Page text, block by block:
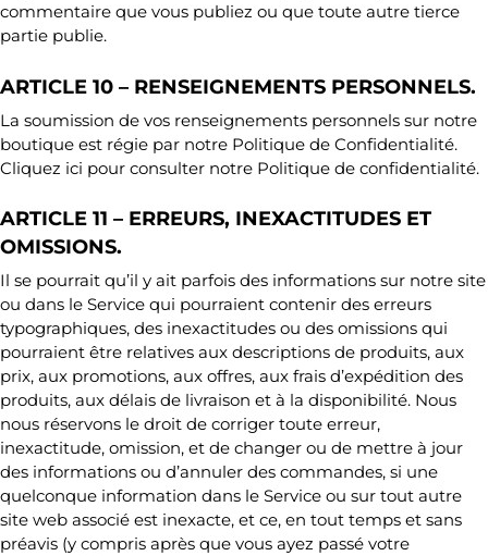
commentaire que vous publiez ou que toute autre tierce
partie publie.
ARTICLE 10 – RENSEIGNEMENTS PERSONNELS.
La soumission de vos renseignements personnels sur notre
boutique est régie par notre Politique de Confidentialité.
Cliquez ici pour consulter notre Politique de confidentialité.
ARTICLE 11 – ERREURS, INEXACTITUDES ET
OMISSIONS.
Il se pourrait qu’il y ait parfois des informations sur notre site
ou dans le Service qui pourraient contenir des erreurs
typographiques, des inexactitudes ou des omissions qui
pourraient être relatives aux descriptions de produits, aux
prix, aux promotions, aux offres, aux frais d’expédition des
produits, aux délais de livraison et à la disponibilité. Nous
nous réservons le droit de corriger toute erreur,
inexactitude, omission, et de changer ou de mettre à jour
des informations ou d’annuler des commandes, si une
quelconque information dans le Service ou sur tout autre
site web associé est inexacte, et ce, en tout temps et sans
préavis (y compris après que vous ayez passé votre